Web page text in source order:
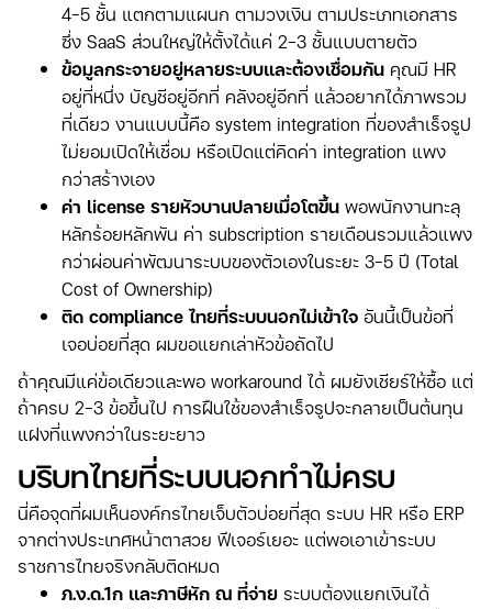
4-5 ชั้น แตกตามแผนก ตามวงเงิน ตามประเภทเอกสาร
ซึ่ง SaaS ส่วนใหญ่ให้ตั้งได้แค่ 2-3 ชั้นแบบตายตัว
ข้อมูลกระจายอยู่หลายระบบและต้องเชื่อมกัน คุณมี HR
อยู่ที่หนึ่ง บัญชีอยู่อีกที่ คลังอยู่อีกที่ แล้วอยากได้ภาพรวม
ที่เดียว งานแบบนี้คือ system integration ที่ของสำเร็จรูป
ไม่ยอมเปิดให้เชื่อม หรือเปิดแต่คิดค่า integration แพง
กว่าสร้างเอง
ค่า license รายหัวบานปลายเมื่อโตขึ้น พอพนักงานทะลุ
หลักร้อยหลักพัน ค่า subscription รายเดือนรวมแล้วแพง
กว่าผ่อนค่าพัฒนาระบบของตัวเองในระยะ 3-5 ปี (Total
Cost of Ownership)
ติด compliance ไทยที่ระบบนอกไม่เข้าใจ อันนี้เป็นข้อที่
เจอบ่อยที่สุด ผมขอแยกเล่าหัวข้อถัดไป
ถ้าคุณมีแค่ข้อเดียวและพอ workaround ได้ ผมยังเชียร์ให้ซื้อ แต่
ถ้าครบ 2-3 ข้อขึ้นไป การฝืนใช้ของสำเร็จรูปจะกลายเป็นต้นทุน
แฝงที่แพงกว่าในระยะยาว
บริบทไทยที่ระบบนอกทำไม่ครบ
นี่คือจุดที่ผมเห็นองค์กรไทยเจ็บตัวบ่อยที่สุด ระบบ HR หรือ ERP
จากต่างประเทศหน้าตาสวย ฟีเจอร์เยอะ แต่พอเอาเข้าระบบ
ราชการไทยจริงกลับติดหมด
ภ.ง.ด.1ก และภาษีหัก ณ ที่จ่าย ระบบต้องแยกเงินได้